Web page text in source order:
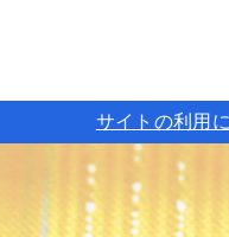
サイトの利用